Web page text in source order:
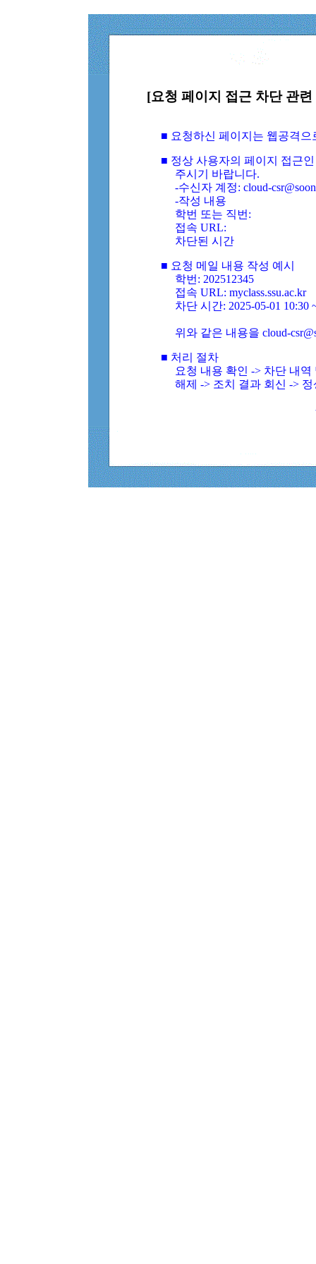
[요청 페이지 접근 차단 관
■ 요청하신 페이지는 웹공격
■ 정상 사용자의 페이지 접근
주시기 바랍니다.
-수신자 계정: cloud-
-작성 내용
학번 또는 직번:
접속 URL:
차단된 시간
■ 요청 메일 내용 작성 예시
학번: 202512345
접속 URL: myclass.ssu.ac.kr
차단 시간: 2025-05-01 10:30
위와 같은 내용을 cloud-
■ 처리 절차
요청 내용 확인 -> 차단 내
해제 -> 조치 결과 회신 ->